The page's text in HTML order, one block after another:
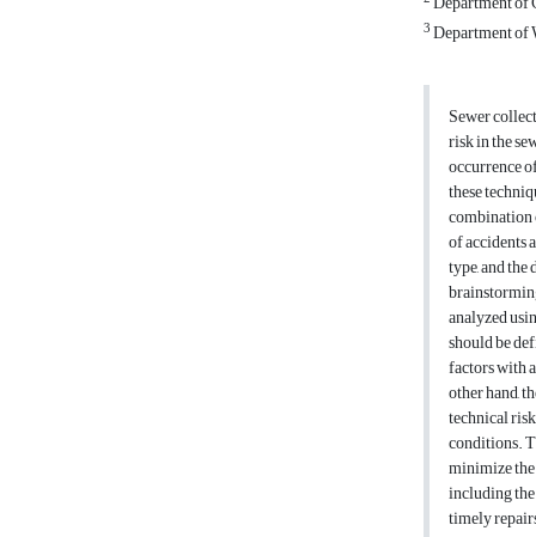
3Department of
Sewer
risk in the
occurrence
these
combination
of accidents
type, and
analyzed
should be
factors with
other hand,
technical
conditions.
minimize the
including
timely